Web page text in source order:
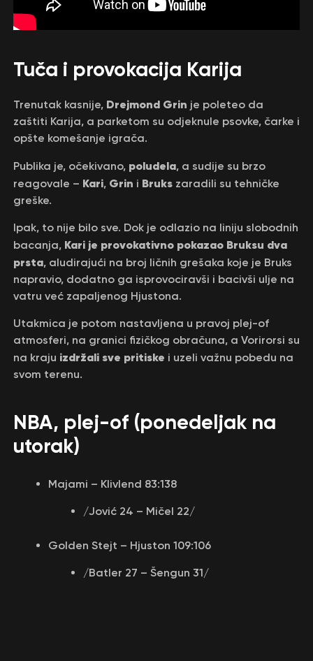
Tuča i provokacija Karija
Trenutak kasnije, Drejmond Grin je poleteo da
zaštiti Karija, a parketom su odjeknule psovke, čarke i
opšte komešanje igrača.
Publika je, očekivano, poludela, a sudije su brzo
reagovale – Kari, Grin i Brukszaradili su tehničke
greške.
Ipak, to nije bilo sve. Dok je odlazio na liniju slobodnih
bacanja, Kari je provokativno pokazao Bruksu dva
prsta, aludirajući na broj ličnih grešaka koje je Bruks
napravio, dodatno ga isprovociravši i bacivši ulje na
vatru već zapaljenog Hjustona.
Utakmica je potom nastavljena u pravoj plej-of
atmosferi, na granici fizičkog obračuna, a Vorirorsi su
na kraju izdržali sve pritiske i uzeli važnu pobedu na
svom terenu.
NBA, plej-of (ponedeljak na
utorak)
Majami – Klivlend 83:138
/Jović 24 – Mičel 22/
Golden Stejt – Hjuston 109:106
/Batler 27 – Šengun 31/